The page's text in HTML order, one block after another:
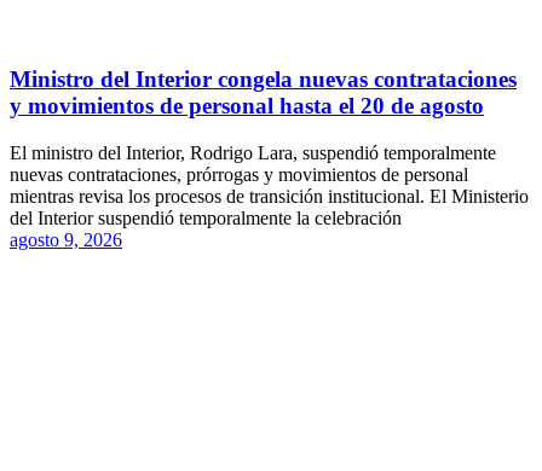
Ministro del Interior congela nuevas contrataciones
y movimientos de personal hasta el 20 de agosto
El ministro del Interior, Rodrigo Lara, suspendió temporalmente
nuevas contrataciones, prórrogas y movimientos de personal
mientras revisa los procesos de transición institucional. El Ministerio
del Interior suspendió temporalmente la celebración
agosto 9, 2026